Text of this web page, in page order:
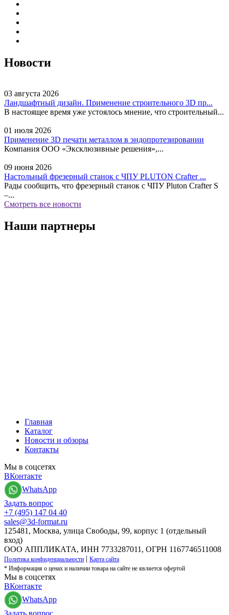
Новости
03 августа 2026
Ландшафтный дизайн. Применение строительного 3D пр...
В настоящее время уже устоялось мнение, что строительный...
01 июля 2026
Применение 3D печати металлом в эндопротезировании
Компания ООО «Эксклюзивные решения»,...
09 июня 2026
Настольный фрезерный станок с ЧПУ PLUTON Crafter ...
Рады сообщить, что фрезерный станок с ЧПУ Pluton Crafter S
–...
Смотреть все новости
Наши партнеры
Главная
Каталог
Новости и обзоры
Контакты
Мы в соцсетях
ВКонтакте
WhatsApp
Задать вопрос
+7 (495) 147 04 40
sales@3d-format.ru
125481, Москва, улица Свободы, 99, корпус 1 (отдельный
вход)
ООО АППЛИКАТА, ИНН 7733287011, ОГРН 1167746511008
Политика конфиденциальности | Карта сайта
* Информация о ценах и наличии товара на сайте не является офертой
Мы в соцсетях
ВКонтакте
WhatsApp
Задать вопрос